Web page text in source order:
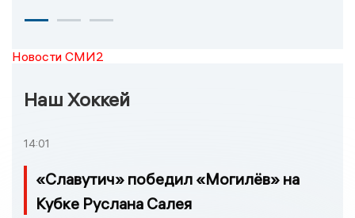
Новости СМИ2
Наш Хоккей
14:01
«Славутич» победил «Могилёв» на
Кубке Руслана Салея